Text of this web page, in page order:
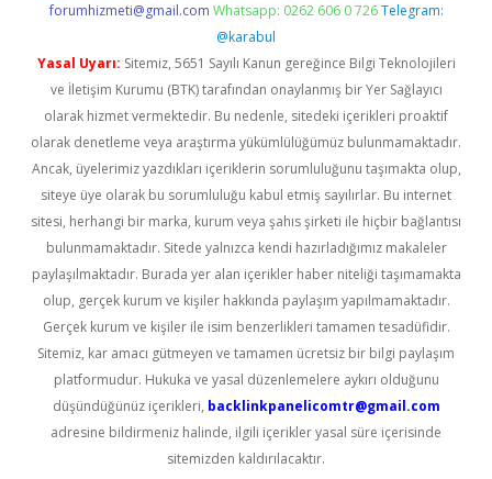
forumhizmeti@gmail.com Whatsapp: 0262 606 0 726 Telegram:
@karabul
Yasal Uyarı: Sitemiz, 5651 Sayılı Kanun gereğince Bilgi Teknolojileri
ve İletişim Kurumu (BTK) tarafından onaylanmış bir Yer Sağlayıcı
olarak hizmet vermektedir. Bu nedenle, sitedeki içerikleri proaktif
olarak denetleme veya araştırma yükümlülüğümüz bulunmamaktadır.
Ancak, üyelerimiz yazdıkları içeriklerin sorumluluğunu taşımakta olup,
siteye üye olarak bu sorumluluğu kabul etmiş sayılırlar. Bu internet
sitesi, herhangi bir marka, kurum veya şahıs şirketi ile hiçbir bağlantısı
bulunmamaktadır. Sitede yalnızca kendi hazırladığımız makaleler
paylaşılmaktadır. Burada yer alan içerikler haber niteliği taşımamakta
olup, gerçek kurum ve kişiler hakkında paylaşım yapılmamaktadır.
Gerçek kurum ve kişiler ile isim benzerlikleri tamamen tesadüfidir.
Sitemiz, kar amacı gütmeyen ve tamamen ücretsiz bir bilgi paylaşım
platformudur. Hukuka ve yasal düzenlemelere aykırı olduğunu
düşündüğünüz içerikleri, backlinkpanelicomtr@gmail.com
adresine bildirmeniz halinde, ilgili içerikler yasal süre içerisinde
sitemizden kaldırılacaktır.